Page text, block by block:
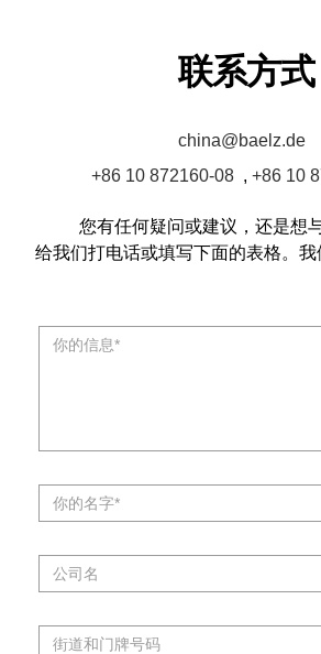
联系方式
china@baelz.de
+86 10 872160-08 , +86 10
您有任何疑问或建议，还是想
给我们打电话或填写下面的表格。我